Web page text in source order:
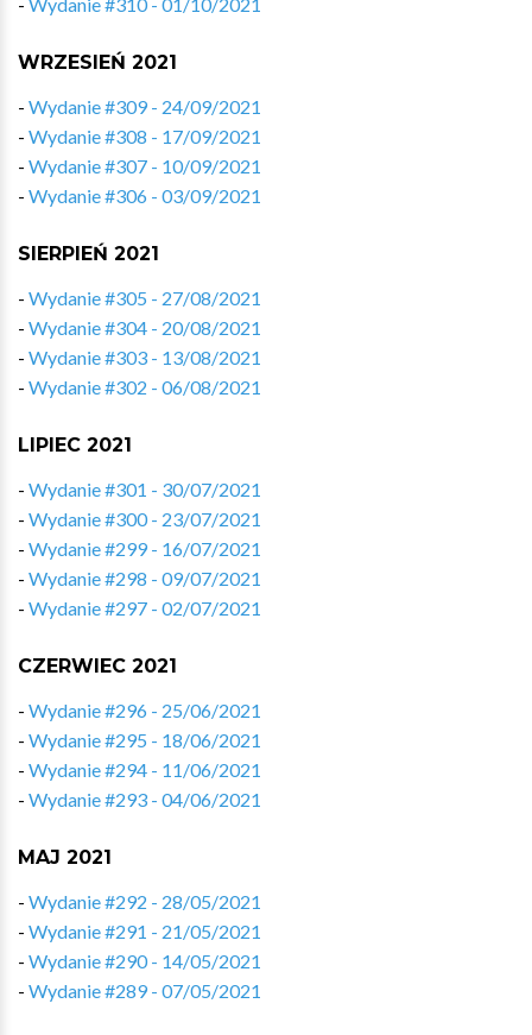
WRZESIEŃ 2021
- Wydanie #309 - 24/09/2021
- Wydanie #308 - 17/09/2021
- Wydanie #307 - 10/09/2021
- Wydanie #306 - 03/09/2021
SIERPIEŃ 2021
- Wydanie #305 - 27/08/2021
- Wydanie #304 - 20/08/2021
- Wydanie #303 - 13/08/2021
- Wydanie #302 - 06/08/2021
LIPIEC 2021
- Wydanie #301 - 30/07/2021
- Wydanie #300 - 23/07/2021
- Wydanie #299 - 16/07/2021
- Wydanie #298 - 09/07/2021
- Wydanie #297 - 02/07/2021
CZERWIEC 2021
- Wydanie #296 - 25/06/2021
- Wydanie #295 - 18/06/2021
- Wydanie #294 - 11/06/2021
- Wydanie #293 - 04/06/2021
MAJ 2021
- Wydanie #292 - 28/05/2021
- Wydanie #291 - 21/05/2021
- Wydanie #290 - 14/05/2021
- Wydanie #289 - 07/05/2021